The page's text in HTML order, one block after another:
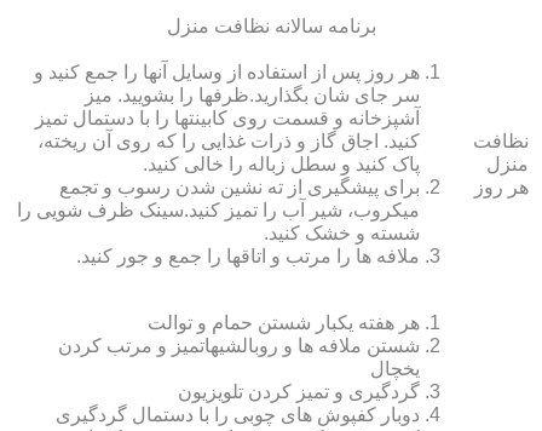
برنامه سالانه نظافت منزل
نظافت
منزل
هر روز
هر روز پس از استفاده از وسایل آنها را جمع کنید و
سر جای شان بگذارید.ظرف‏ها را بشویید. میز
آشپزخانه و قسمت روی کابینت‏ها را با دستمال تمیز
کنید. اجاق گاز و ذرات غذایی را که روی آن ریخته،
پاک کنید و سطل زباله را خالی کنید.
برای پیشگیری از ته نشین شدن رسوب و تجمع
میکروب، شیر آب را تمیز کنید.سینک ظرف شویی را
شسته و خشک کنید.
ملافه‏ ها را مرتب و اتاق‏ها را جمع و جور کنید.
هر هفته یکبار شستن حمام و توالت
شستن ملافه‏ ها و روبالشی‎هاتمیز و مرتب کردن
یخچال
گردگیری و تمیز کردن تلویزیون
دوبار کفپوش‏ های چوبی را با دستمال گردگیری